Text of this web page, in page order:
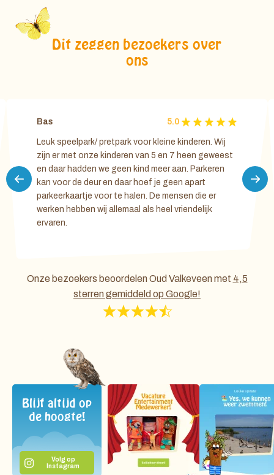
Dit zeggen bezoekers over
ons
Bas 5.0
Leuk speelpark/ pretpark voor kleine kinderen. Wij
zijn er met onze kinderen van 5 en 7 heen geweest
en daar hadden we geen kind meer aan. Parkeren
kan voor de deur en daar hoef je geen apart
parkeerkaartje voor te halen. De mensen die er
werken hebben wij allemaal als heel vriendelijk
ervaren.
Onze bezoekers beoordelen Oud Valkeveen met 4,5
sterren gemiddeld op Google!
Blijf altijd op
de hoogte!
Volg op
Instagram